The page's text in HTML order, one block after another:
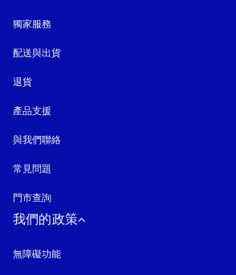
獨家服務
配送與出貨
退貨
產品支援
與我們聯絡
常見問題
門市查詢
我們的政策
無障礙功能